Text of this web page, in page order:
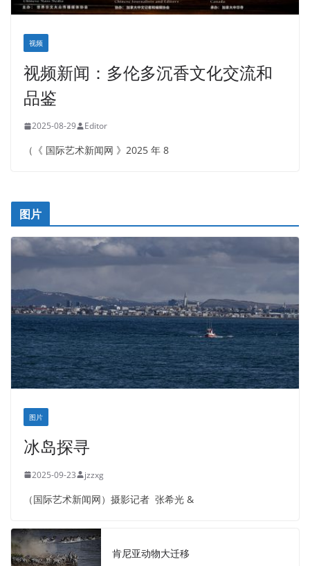
视频
视频新闻：多伦多沉香文化交流和
品鉴
2025-08-29 Editor
（《 国际艺术新闻网 》2025 年 8
图片
图片
冰岛探寻
2025-09-23 jzzxg
（国际艺术新闻网）摄影记者 张希光 &
肯尼亚动物大迁移